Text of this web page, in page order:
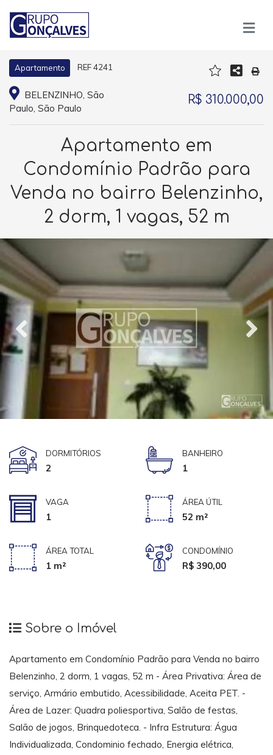
Apartamento REF 4241
BELENZINHO, São
Paulo, São Paulo
R$ 310.000,00
Apartamento em
Condomínio Padrão para
Venda no bairro Belenzinho,
2 dorm, 1 vagas, 52 m
DORMITÓRIOS
2
BANHEIRO
1
VAGA
1
ÁREA ÚTIL
52 m²
ÁREA TOTAL
1 m²
CONDOMÍNIO
R$ 390,00
Sobre o Imóvel
Apartamento em Condomínio Padrão para Venda no bairro
Belenzinho, 2 dorm, 1 vagas, 52 m - Área Privativa: Área de
serviço, Armário embutido, Acessibilidade, Aceita PET. -
Área de Lazer: Quadra poliesportiva, Salão de festas,
Salão de jogos, Brinquedoteca. - Infra Estrutura: Água
Individualizada, Condominio fechado, Energia elétrica,